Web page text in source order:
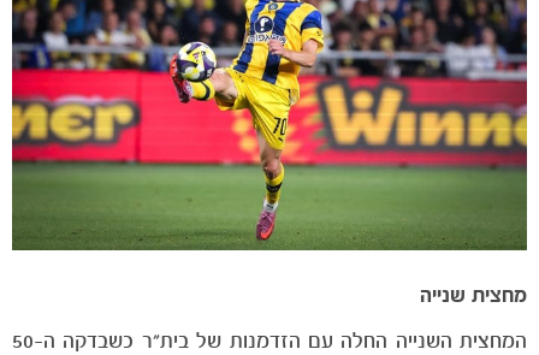
מחצית שנייה
המחצית השנייה החלה עם הזדמנות של בית"ר כשבדקה ה-50